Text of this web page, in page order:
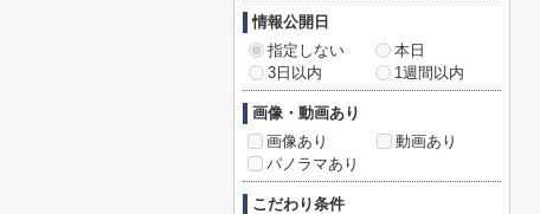
情報公開日
指定しない
本日
3日以内
1週間以内
画像・動画あり
画像あり
動画あり
パノラマあり
こだわり条件